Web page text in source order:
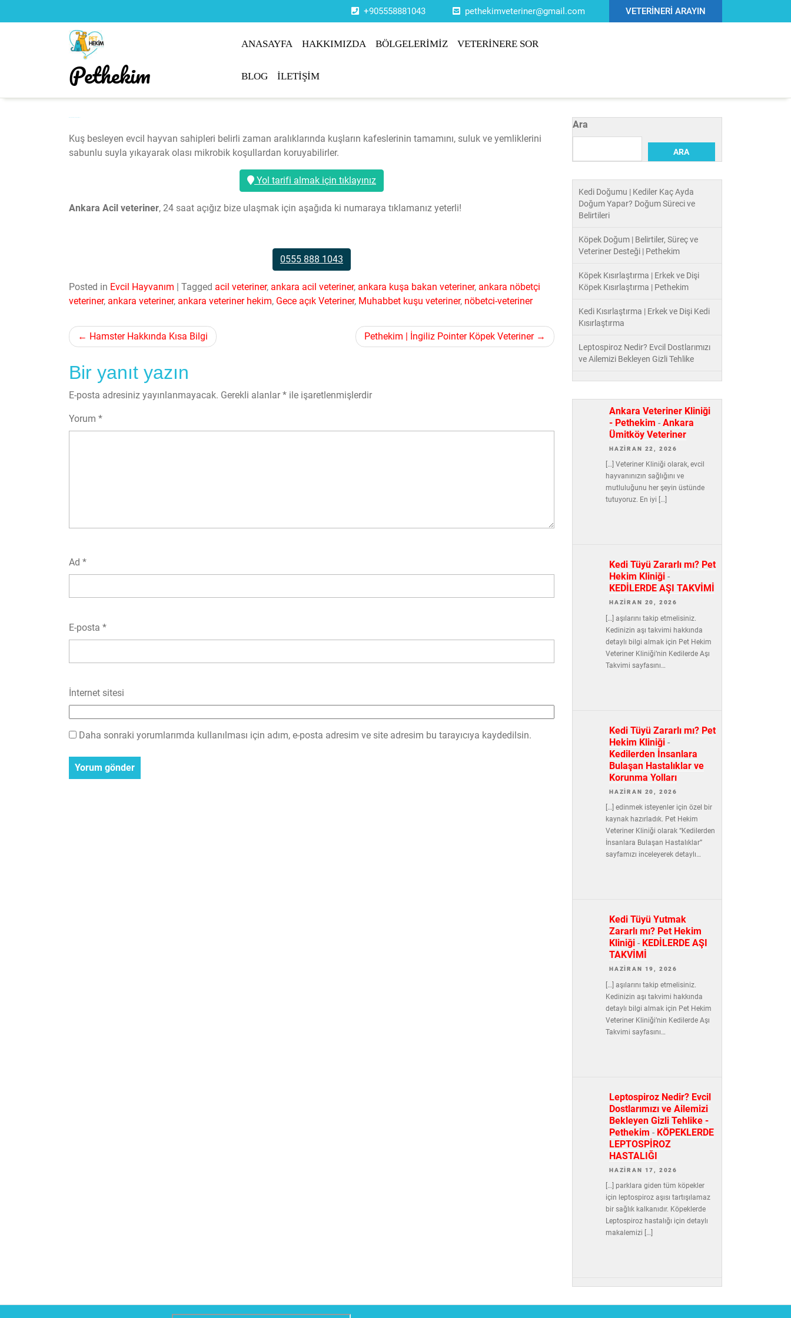
to
+905558881043 pethekimveteriner@gmail.com VETERİNERİ ARAYIN
Pethekim
ANASAYFA HAKKIMIZDA BÖLGELERİMİZ VETERİNERE SOR
BLOG İLETİŞİM
Kuş besleyen evcil hayvan sahipleri belirli zaman aralıklarında kuşların kafeslerinin tamamını, suluk ve yemliklerini
sabunlu suyla yıkayarak olası mikrobik koşullardan koruyabilirler.
Yol tarifi almak için tıklayınız
Ankara Acil veteriner, 24 saat açığız bize ulaşmak için aşağıda ki numaraya tıklamanız yeterli!
0555 888 1043
Posted in Evcil Hayvanım | Tagged acil veteriner, ankara acil veteriner, ankara kuşa bakan veteriner, ankara nöbetçi
veteriner, ankara veteriner, ankara veteriner hekim, Gece açık Veteriner, Muhabbet kuşu veteriner, nöbetci-veteriner
YazıHamster Hakkında Kısa Bilgi Pethekim | İngiliz Pointer Köpek Veteriner
Bir yanıt yazın
E-posta adresiniz yayınlanmayacak. Gerekli alanlar* ile işaretlenmişlerdir
Yorum *
Ad *
E-posta *
İnternet sitesi
Daha sonraki yorumlarımda kullanılması için adım, e-posta adresim ve site adresim bu tarayıcıya kaydedilsin.
Ara
ARA
Kedi Doğumu | Kediler Kaç Ayda
Doğum Yapar? Doğum Süreci ve
Belirtileri
Köpek Doğum | Belirtiler, Süreç ve
Veteriner Desteği | Pethekim
Köpek Kısırlaştırma | Erkek ve Dişi
Köpek Kısırlaştırma | Pethekim
Kedi Kısırlaştırma | Erkek ve Dişi Kedi
Kısırlaştırma
Leptospiroz Nedir? Evcil Dostlarımızı
ve Ailemizi Bekleyen Gizli Tehlike
Ankara Veteriner Kliniği
- Pethekim - Ankara
Ümitköy Veteriner
HAZIRAN 22, 2026
[…] Veteriner Kliniği olarak, evcil
hayvanınızın sağlığını ve
mutluluğunu her şeyin üstünde
tutuyoruz. En iyi […]
Kedi Tüyü Zararlı mı? Pet
Hekim Kliniği -
KEDİLERDE AŞI TAKVİMİ
HAZIRAN 20, 2026
[…] aşılarını takip etmelisiniz.
Kedinizin aşı takvimi hakkında
detaylı bilgi almak için Pet Hekim
Veteriner Kliniği’nin Kedilerde Aşı
Takvimi sayfasını…
Kedi Tüyü Zararlı mı? Pet
Hekim Kliniği -
Kedilerden İnsanlara
Bulaşan Hastalıklar ve
Korunma Yolları
HAZIRAN 20, 2026
[…] edinmek isteyenler için özel bir
kaynak hazırladık. Pet Hekim
Veteriner Kliniği olarak “Kedilerden
İnsanlara Bulaşan Hastalıklar”
sayfamızı inceleyerek detaylı…
Kedi Tüyü Yutmak
Zararlı mı? Pet Hekim
Kliniği - KEDİLERDE AŞI
TAKVİMİ
HAZIRAN 19, 2026
[…] aşılarını takip etmelisiniz.
Kedinizin aşı takvimi hakkında
detaylı bilgi almak için Pet Hekim
Veteriner Kliniği’nin Kedilerde Aşı
Takvimi sayfasını…
Leptospiroz Nedir? Evcil
Dostlarımızı ve Ailemizi
Bekleyen Gizli Tehlike -
Pethekim - KÖPEKLERDE
LEPTOSPİROZ
HASTALIĞI
HAZIRAN 17, 2026
[…] parklara giden tüm köpekler
için leptospiroz aşısı tartışılamaz
bir sağlık kalkanıdır. Köpeklerde
Leptospiroz hastalığı için detaylı
makalemizi […]